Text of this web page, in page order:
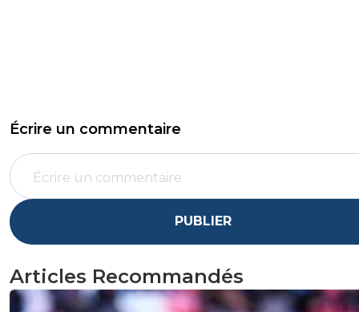
Écrire un commentaire
PUBLIER
Articles Recommandés